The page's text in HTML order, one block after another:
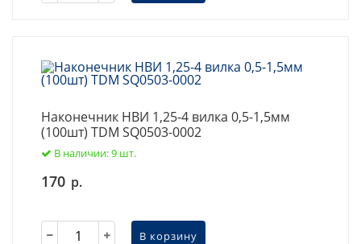
Наконечник НВИ 1,25-4 вилка 0,5-1,5мм
(100шт) TDM SQ0503-0002
В наличии: 9 шт.
170 р.
В корзину